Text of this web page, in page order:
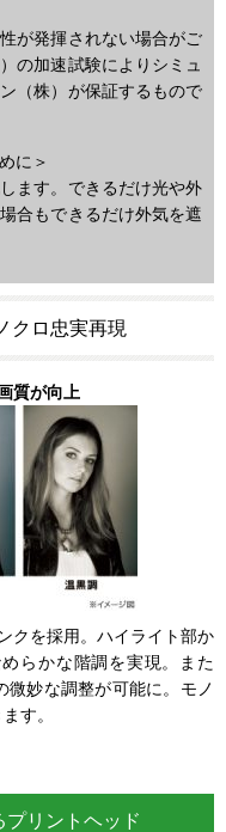
が発揮されない場合がご
の加速試験によりシミュ
（株）が保証するもので
に＞
ます。できるだけ光や外
合もできるだけ外気を遮
クロ忠実再現
質が向上
クを採用。ハイライト部か
らかな階調を実現。また
微妙な調整が可能に。モノ
す。
リントヘッド